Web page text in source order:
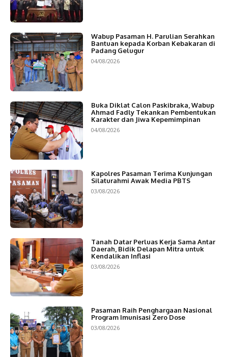
Wabup Pasaman H. Parulian Serahkan
Bantuan kepada Korban Kebakaran di
Padang Gelugur
04/08/2026
Buka Diklat Calon Paskibraka, Wabup
Ahmad Fadly Tekankan Pembentukan
Karakter dan Jiwa Kepemimpinan
04/08/2026
Kapolres Pasaman Terima Kunjungan
Silaturahmi Awak Media PBTS
03/08/2026
Tanah Datar Perluas Kerja Sama Antar
Daerah, Bidik Delapan Mitra untuk
Kendalikan Inflasi
03/08/2026
Pasaman Raih Penghargaan Nasional
Program Imunisasi Zero Dose
03/08/2026